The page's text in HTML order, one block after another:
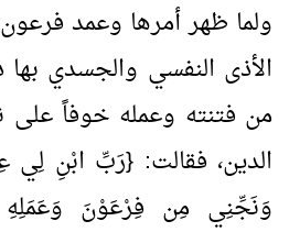
ولما ظهر أمرها وعمد
الأذى النفسي والجسدي
من فتنته وعمله خوفاً على
الدين، فقالت: {رَبِّ ابْنِ لِي
وَنَجِّنِي مِن فِرْعَوْنَ